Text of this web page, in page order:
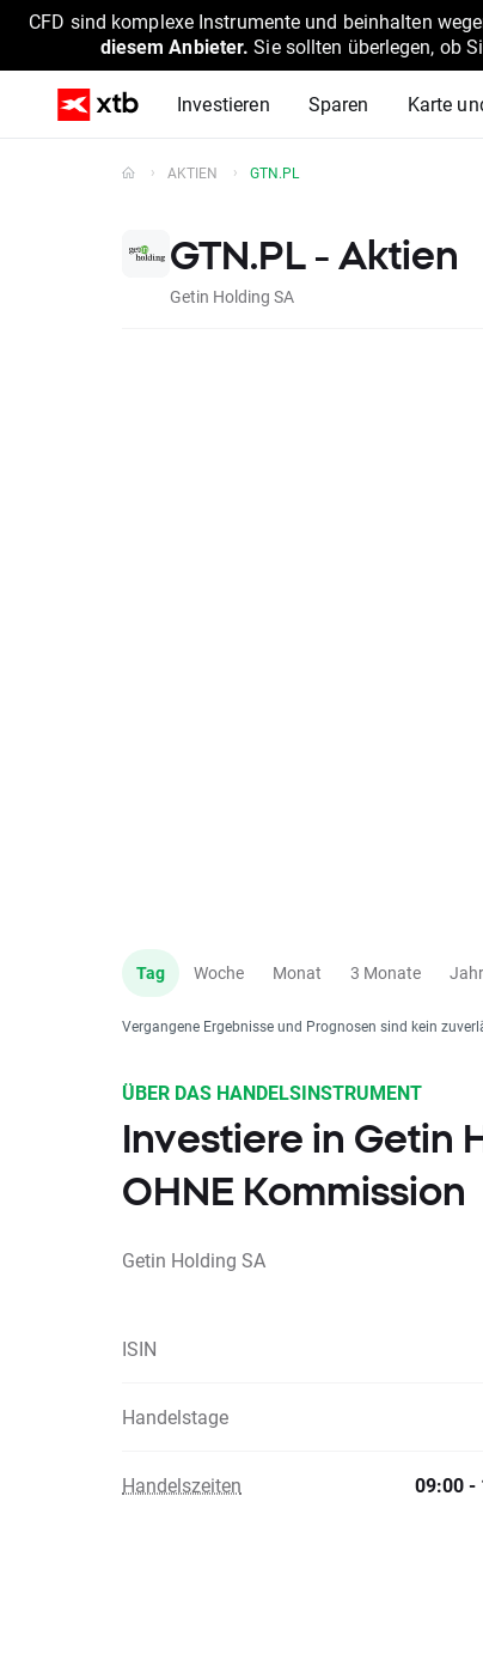
CFD sind komplexe Instrumente und beinhalten
diesem Anbieter. Sie sollten überlegen, ob
Investieren Sparen Karte
AKTIEN GTN.PL
GTN.PL - Aktien
Getin Holding SA
Tag Woche Monat 3 Monate Jahr
Vergangene Ergebnisse und Prognosen sind kein
ÜBER DAS HANDELSINSTRUMENT
Investiere in Getin
OHNE Kommission
Getin Holding SA
ISIN
Handelstage
Handelszeiten 09:00 -